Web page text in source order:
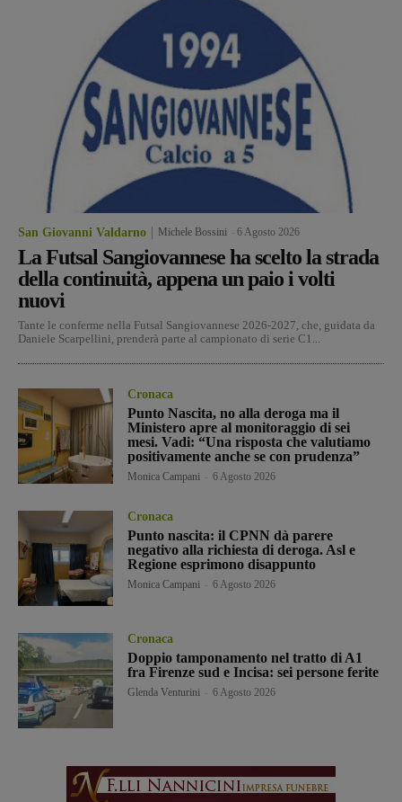
San Giovanni Valdarno Michele Bossini 6 Agosto 2026
La Futsal Sangiovannese ha scelto la strada
della continuità, appena un paio i volti
nuovi
Tante le conferme nella Futsal Sangiovannese 2026-2027, che, guidata da
Daniele Scarpellini, prenderà parte al campionato di serie C1...
Cronaca
Punto Nascita, no alla deroga ma il
Ministero apre al monitoraggio di sei
mesi. Vadi: “Una risposta che valutiamo
positivamente anche se con prudenza”
Monica Campani 6 Agosto 2026
Cronaca
Punto nascita: il CPNN dà parere
negativo alla richiesta di deroga. Asl e
Regione esprimono disappunto
Monica Campani 6 Agosto 2026
Cronaca
Doppio tamponamento nel tratto di A1
fra Firenze sud e Incisa: sei persone ferite
Glenda Venturini 6 Agosto 2026